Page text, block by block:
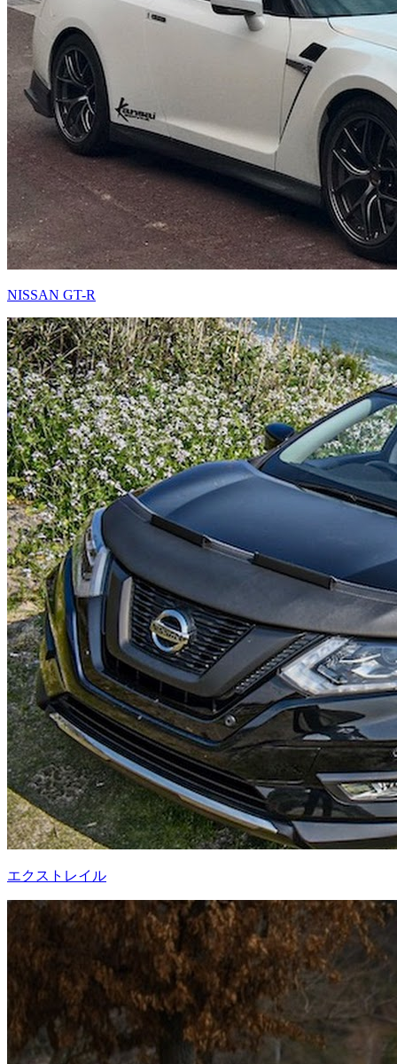
NISSAN GT-R
エクストレイル